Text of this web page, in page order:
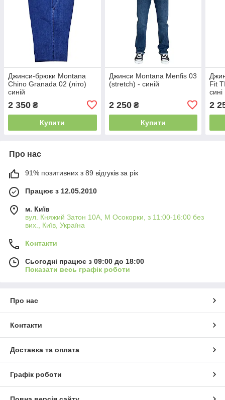
Джинси-брюки Montana
Chino Granada 02 (літо)
синій
2 350 ₴
Купити
Джинси Montana Menfis 03
(stretch) - синій
2 250₴
Купити
Fit
сині
2
Про нас
91% позитивних з 89 відгуків за рік
Працює з 12.05.2010
м. Київ
вул. Княжий Затон 10А, М Осокорки, з 11:00-16:00 без
вих., Київ, Україна
Контакти
Сьогодні працює з 09:00 до 18:00
Показати весь графік роботи
Про нас
Контакти
Доставка та оплата
Графік роботи